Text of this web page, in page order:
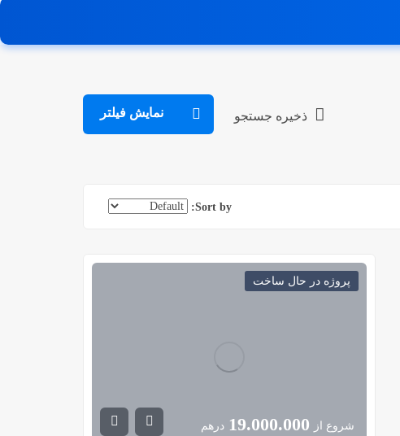
ذخیره جستجو نمایش فیلتر
Sort by:
پروژه در حال ساخت
شروع از 19.000.000 درهم